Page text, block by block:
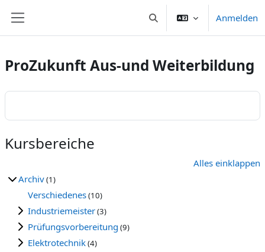
Sucheingabe umschalten
Anmelden
ProZukunft Aus-und Weiterbildung
Kursbereiche
Alles einklappen
Archiv(1)
Verschiedenes(10)
Industriemeister(3)
Prüfungsvorbereitung (9)
Elektrotechnik(4)